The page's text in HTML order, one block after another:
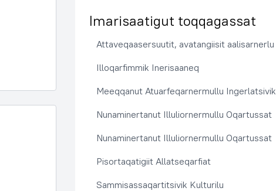
Imarisaatigut toqqagassat
Attaveqaasersuutit, avatangiisit aalisarnerlu
Illoqarfimmik Inerisaaneq
Meeqqanut Atuarfeqarnermullu Ingerlatsivik
Nunaminertanut Illuliornermullu Oqartussat
Nunaminertanut Illuliornermullu Oqartussat
Pisortaqatigiit Allatseqarfiat
Sammisassaqartitsivik Kulturilu